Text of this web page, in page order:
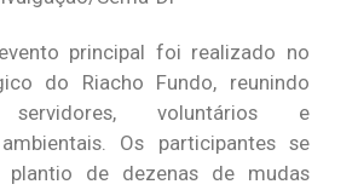
principal foi realizado no
do Riacho Fundo, reunindo
servidores, voluntários e
Os participantes se
plantio de dezenas de mudas